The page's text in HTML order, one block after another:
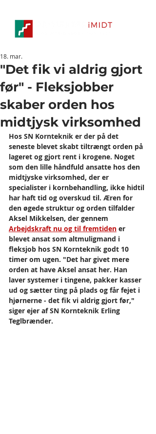
"Det fik vi aldrig gjort
før" - Fleksjobber
skaber orden hos
midtjysk virksomhed
18. mar.
Hos SN Kornteknik er der på det
seneste blevet skabt tiltrængt orden på
lageret og gjort rent i krogene. Noget
som den lille håndfuld ansatte hos den
midtjyske virksomhed, der er
specialister i kornbehandling, ikke hidtil
har haft tid og overskud til. Æren for
den øgede struktur og orden tilfalder
Aksel Mikkelsen, der gennem
Arbejdskraft nu og til fremtiden er
blevet ansat som altmuligmand i
fleksjob hos SN Kornteknik godt 10
timer om ugen. "Det har givet mere
orden at have Aksel ansat her. Han
laver systemer i tingene, pakker kasser
ud og sætter ting på plads og får fejet i
hjørnerne - det fik vi aldrig gjort før,"
siger ejer af SN Kornteknik Erling
Teglbrænder.